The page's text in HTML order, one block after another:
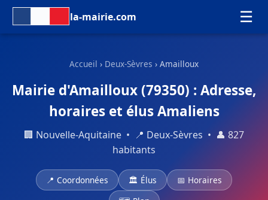
la-mairie.com ☰
Accueil › Deux-Sèvres › Amailloux
Mairie d'Amailloux (79350) : Adresse,
horaires et élus Amaliens
🏢 Nouvelle-Aquitaine • 📍 Deux-Sèvres • 👤 827
habitants
📍 Coordonnées 🏛 Élus
📅 Horaires